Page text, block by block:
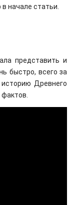
в начале статьи.
представить и
быстро, всего за
Древнего